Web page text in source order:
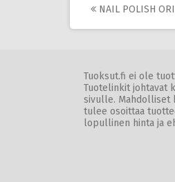
Post
NAIL POLISH
Tuoksut.fi ei ole
Tuotelinkit johtavat
sivulle. Mahdolliset
tulee osoittaa
lopullinen hinta ja